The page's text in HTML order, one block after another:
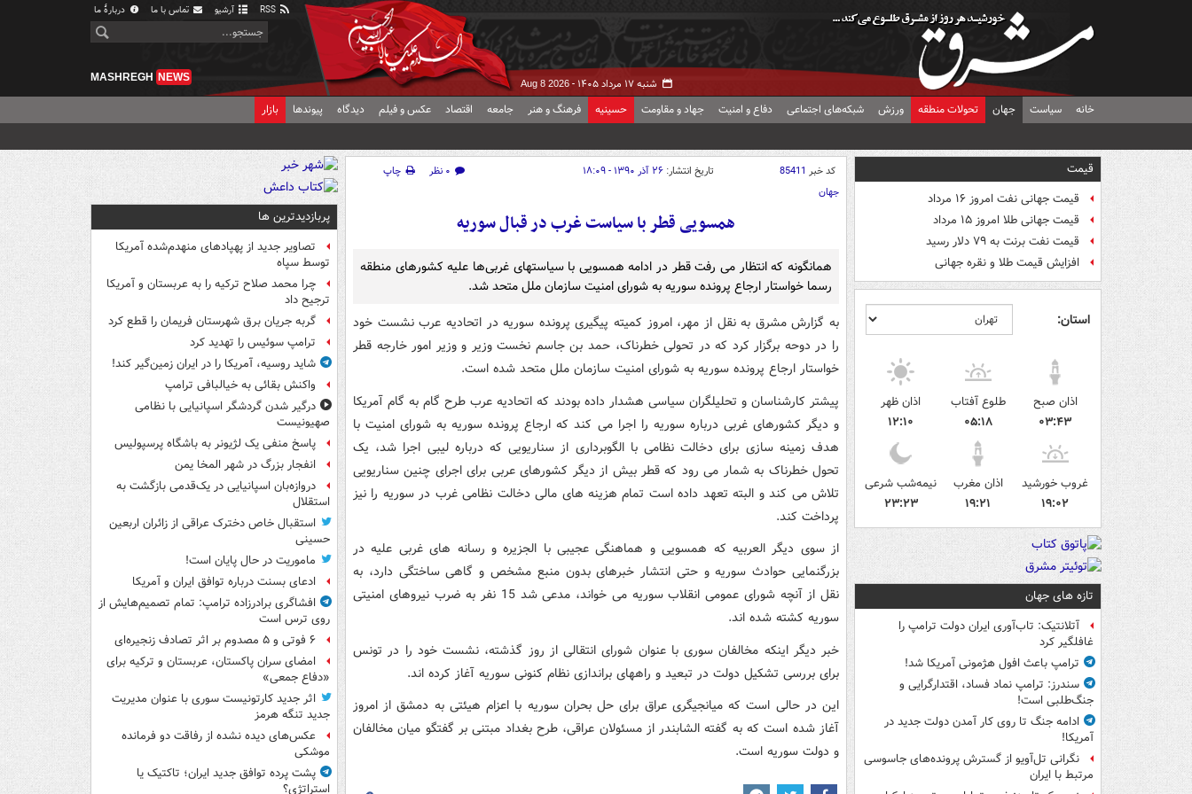
آرشیو تماس با ما دربارهٔ ما
شنبه ۱۷ مرداد ۱۴۰۵ - Aug 8 2026
MASHREGH NEWS
خانه سیاست جهان تحولات منطقه ورزش شبکه‌های اجتماعی دفاع و امنیت جهاد و مقاومت حسینیه فرهنگ و هنر جامعه اقتصاد عکس و فیلم دیدگاه پیوندها بازار
قیمت
قیمت جهانی نفت امروز ۱۶ مرداد
قیمت جهانی طلا امروز ۱۵ مرداد
قیمت نفت برنت به ۷۹ دلار رسید
افزایش قیمت طلا و نقره جهانی
استان:
اذان صبح
۰۳:۴۳
طلوع آفتاب
۰۵:۱۸
اذان ظهر
۱۲:۱۰
غروب خورشید
۱۹:۰۲
اذان مغرب
۱۹:۲۱
نیمه‌شب شرعی
۲۳:۲۳
تازه های جهان
آتلانتیک: تاب‌آوری ایران دولت ترامپ را
غافلگیر کرد
ترامپ باعث افول هژمونی آمریکا شد!
سندرز: ترامپ نماد فساد، اقتدارگرایی و
جنگ‌طلبی است!
ادامه جنگ تا روی کار آمدن دولت جدید در
آمریکا!
نگرانی تل‌آویو از گسترش پرونده‌های جاسوسی
مرتبط با ایران
کد خبر 85411 تاریخ انتشار: ۲۶ آذر ۱۳۹۰ - ۱۸:۰۹ ۰ نظر
چاپ
جهان
همسویی قطر با سیاست غرب در قبال سوریه
همانگونه که انتظار می رفت قطر در ادامه همسویی با سیاستهای غربی‌ها علیه کشورهای منطقه
رسما خواستار ارجاع پرونده سوریه به شورای امنیت سازمان ملل متحد شد.
به گزارش مشرق به نقل از مهر، امروز کمیته پیگیری پرونده سوریه در اتحادیه عرب نشست خود
را در دوحه برگزار کرد که در تحولی خطرناک، حمد بن جاسم نخست وزیر و وزیر امور خارجه قطر
خواستار ارجاع پرونده سوریه به شورای امنیت سازمان ملل متحد شده است.
پیشتر کارشناسان و تحلیلگران سیاسی هشدار داده بودند که اتحادیه عرب طرح گام به گام آمریکا
و دیگر کشورهای غربی درباره سوریه را اجرا می کند که ارجاع پرونده سوریه به شورای امنیت با
هدف زمینه سازی برای دخالت نظامی با الگوبرداری از سناریویی که درباره لیبی اجرا شد، یک
تحول خطرناک به شمار می رود که قطر بیش از دیگر کشورهای عربی برای اجرای چنین سناریویی
تلاش می کند و البته تعهد داده است تمام هزینه های مالی دخالت نظامی غرب در سوریه را نیز
پرداخت کند.
از سوی دیگر العربیه که همسویی و هماهنگی عجیبی با الجزیره و رسانه های غربی علیه در
بزرگنمایی حوادث سوریه و حتی انتشار خبرهای بدون منبع مشخص و گاهی ساختگی دارد، به
نقل از آنچه شورای عمومی انقلاب سوریه می خواند، مدعی شد 15 نفر به ضرب نیروهای امنیتی
سوریه کشته شده اند.
خبر دیگر اینکه مخالفان سوری با عنوان شورای انتقالی از روز گذشته، نشست خود را در تونس
برای بررسی تشکیل دولت در تبعید و راههای براندازی نظام کنونی سوریه آغاز کرده اند.
این در حالی است که میانجیگری عراق برای حل بحران سوریه با اعزام هیئتی به دمشق از امروز
آغاز شده است که به گفته الشابندر از مسئولان عراقی، طرح بغداد مبتنی بر گفتگو میان مخالفان
و دولت سوریه است.
پربازدیدترین ها
تصاویر جدید از پهپادهای منهدم‌شده آمریکا
توسط سپاه
چرا محمد صلاح ترکیه را به عربستان و آمریکا
ترجیح داد
گربه جریان برق شهرستان فریمان را قطع کرد
ترامپ سوئیس را تهدید کرد
شاید روسیه، آمریکا را در ایران زمین‌گیر کند!
واکنش بقائی به خیالبافی ترامپ
درگیر شدن گردشگر اسپانیایی با نظامی
صهیونیست
پاسخ منفی یک لژیونر به باشگاه پرسپولیس
انفجار بزرگ در شهر المخا یمن
دروازه‌بان اسپانیایی در یک‌قدمی بازگشت به
استقلال
استقبال خاص دخترک عراقی از زائران اربعین
حسینی
ماموریت در حال پایان است!
ادعای بسنت درباره توافق ایران و آمریکا
افشاگری برادرزاده ترامپ: تمام تصمیم‌هایش از
روی ترس است
۶ فوتی و ۵ مصدوم بر اثر تصادف زنجیره‌ای
امضای سران پاکستان، عربستان و ترکیه برای
«دفاع جمعی»
اثر جدید کارتونیست سوری با عنوان مدیریت
جدید تنگه هرمز
عکس‌های دیده نشده از رفاقت دو فرمانده‌
موشکی
پشت پرده توافق جدید ایران؛ تاکتیک یا
استراتژی؟